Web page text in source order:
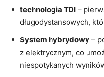
technologia TDI –
długodystansowych,
System hybrydowy –
z elektrycznym, co
niespotykanych